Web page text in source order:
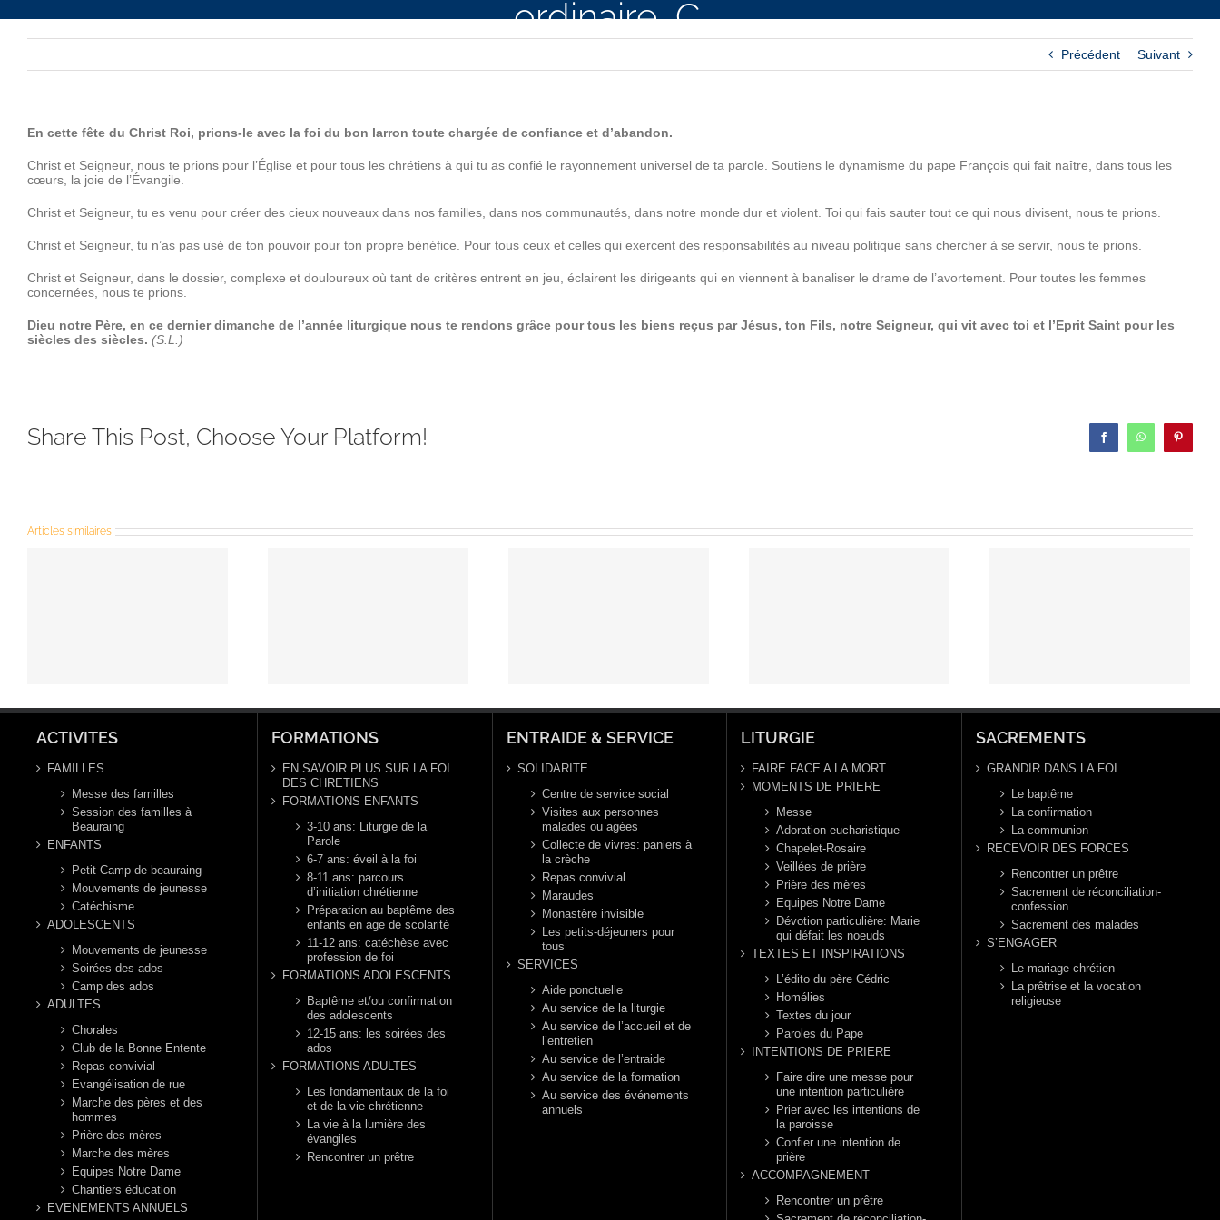
ordinaire, C.
Précédent Suivant
En cette fête du Christ Roi, prions-le avec la foi du bon larron toute chargée de confiance et d’abandon.
Christ et Seigneur, nous te prions pour l’Église et pour tous les chrétiens à qui tu as confié le rayonnement universel de ta parole. Soutiens le dynamisme du pape François qui fait naître, dans tous les
cœurs, la joie de l’Évangile.
Christ et Seigneur, tu es venu pour créer des cieux nouveaux dans nos familles, dans nos communautés, dans notre monde dur et violent. Toi qui fais sauter tout ce qui nous divisent, nous te prions.
Christ et Seigneur, tu n’as pas usé de ton pouvoir pour ton propre bénéfice. Pour tous ceux et celles qui exercent des responsabilités au niveau politique sans chercher à se servir, nous te prions.
Christ et Seigneur, dans le dossier, complexe et douloureux où tant de critères entrent en jeu, éclairent les dirigeants qui en viennent à banaliser le drame de l’avortement. Pour toutes les femmes
concernées, nous te prions.
Dieu notre Père, en ce dernier dimanche de l’année liturgique nous te rendons grâce pour tous les biens reçus par Jésus, ton Fils, notre Seigneur, qui vit avec toi et l’Eprit Saint pour les
siècles des siècles. (S.L.)
Share This Post, Choose Your Platform! FacebookWhatsApp
Articles similaires
janvier 2025
(Année C)
Famille
2024
ACTIVITES
FAMILLES
Messe des familles
Session des familles à
Beauraing
ENFANTS
Petit Camp de beauraing
Mouvements de jeunesse
Catéchisme
ADOLESCENTS
Mouvements de jeunesse
Soirées des ados
Camp des ados
ADULTES
Chorales
Club de la Bonne Entente
Repas convivial
Evangélisation de rue
Marche des pères et des
hommes
Prière des mères
Marche des mères
Equipes Notre Dame
Chantiers éducation
EVENEMENTS ANNUELS
FORMATIONS
EN SAVOIR PLUS SUR LA FOI
DES CHRETIENS
FORMATIONS ENFANTS
3-10 ans: Liturgie de la
Parole
6-7 ans: éveil à la foi
8-11 ans: parcours
d’initiation chrétienne
Préparation au baptême des
enfants en age de scolarité
11-12 ans: catéchèse avec
profession de foi
FORMATIONS ADOLESCENTS
Baptême et/ou confirmation
des adolescents
12-15 ans: les soirées des
ados
FORMATIONS ADULTES
Les fondamentaux de la foi
et de la vie chrétienne
La vie à la lumière des
évangiles
Rencontrer un prêtre
ENTRAIDE & SERVICE
SOLIDARITE
Centre de service social
Visites aux personnes
malades ou agées
Collecte de vivres: paniers à
la crèche
Repas convivial
Maraudes
Monastère invisible
Les petits-déjeuners pour
tous
SERVICES
Aide ponctuelle
Au service de la liturgie
Au service de l’accueil et de
l’entretien
Au service de l’entraide
Au service de la formation
Au service des événements
annuels
LITURGIE
FAIRE FACE A LA MORT
MOMENTS DE PRIERE
Messe
Adoration eucharistique
Chapelet-Rosaire
Veillées de prière
Prière des mères
Equipes Notre Dame
Dévotion particulière: Marie
qui défait les noeuds
TEXTES ET INSPIRATIONS
L’édito du père Cédric
Homélies
Textes du jour
Paroles du Pape
INTENTIONS DE PRIERE
Faire dire une messe pour
une intention particulière
Prier avec les intentions de
la paroisse
Confier une intention de
prière
ACCOMPAGNEMENT
Rencontrer un prêtre
SACREMENTS
GRANDIR DANS LA FOI
Le baptême
La confirmation
La communion
RECEVOIR DES FORCES
Rencontrer un prêtre
Sacrement de réconciliation-
confession
Sacrement des malades
S’ENGAGER
Le mariage chrétien
La prêtrise et la vocation
religieuse